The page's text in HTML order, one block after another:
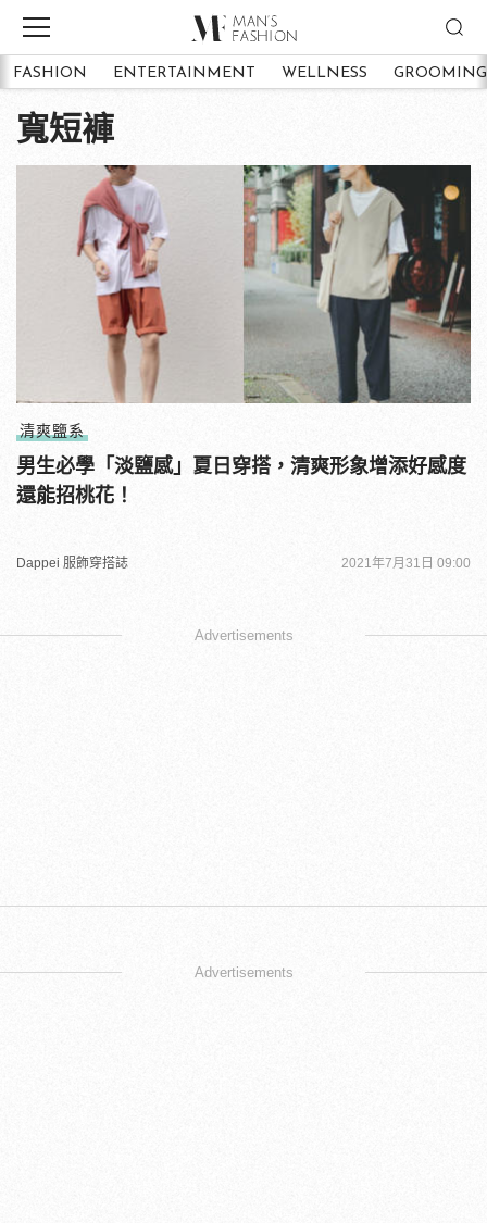
FASHION ENTERTAINMENT WELLNESS GROOMING
寬短褲
清爽鹽系
男生必學「淡鹽感」夏日穿搭，清爽形象增添好感度
還能招桃花！
Dappei 服飾穿搭誌 2021年7月31日 09:00
Advertisements
Advertisements